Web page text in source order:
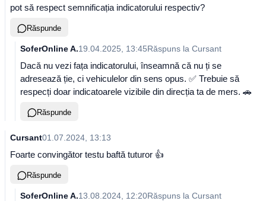
pot să respect semnificația indicatorului respectiv?
Răspunde
SoferOnline A.19.04.2025, 13:45Răspuns la Cursant
Dacă nu vezi fața indicatorului, înseamnă că nu ți se
adresează ție, ci vehiculelor din sens opus. ✅ Trebuie să
respecți doar indicatoarele vizibile din direcția ta de mers. 🚗
Răspunde
Cursant01.07.2024, 13:13
Foarte convingător testu baftă tuturor 👍
Răspunde
SoferOnline A.13.08.2024, 12:20Răspuns la Cursant